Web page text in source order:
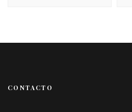
CONTACTO